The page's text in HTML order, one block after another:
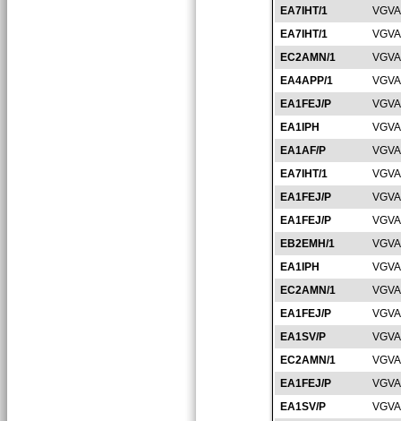
EA7IHT/1
EA7IHT/1
EC2AMN/1
EA4APP/1
EA1FEJ/P
EA1IPH
EA1AF/P
EA7IHT/1
EA1FEJ/P
EA1FEJ/P
EB2EMH/1
EA1IPH
EC2AMN/1
EA1FEJ/P
EA1SV/P
EC2AMN/1
EA1FEJ/P
EA1SV/P